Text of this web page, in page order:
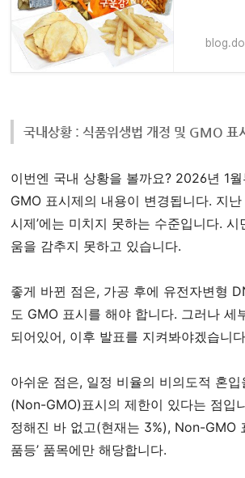
국내상황 : 식품위생법 개정 및 GMO 표
이번엔 국내 상황을 볼까요? 2026년 1
GMO 표시제의 내용이 변경됩니다. 지
시제’에는 미치지 못하는 수준입니다. 시
움을 감추지 못하고 있습니다.
좋게 바뀐 점은, 가공 후에 유전자변형
도 GMO 표시를 해야 합니다. 그러나 세
되어있어, 이후 발표를 지켜봐야겠습니다
아쉬운 점은, 일정 비율의 비의도적 혼
(Non-GMO)표시의 제한이 있다는 점입
정해진 바 없고(현재는 3%), Non-GMO
품등’ 품목에만 해당합니다.